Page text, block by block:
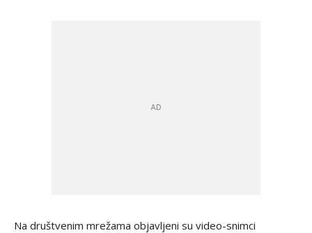
Na društvenim mrežama objavljeni su video-snimci